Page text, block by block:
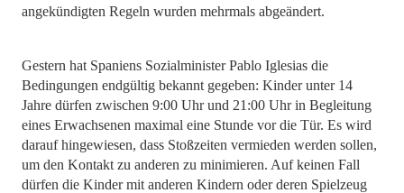
angekündigten Regeln wurden mehrmals abgeändert.
Gestern hat Spaniens Sozialminister Pablo Iglesias die
Bedingungen endgültig bekannt gegeben: Kinder unter 14
Jahre dürfen zwischen 9:00 Uhr und 21:00 Uhr in Begleitung
eines Erwachsenen maximal eine Stunde vor die Tür. Es wird
darauf hingewiesen, dass Stoßzeiten vermieden werden sollen,
um den Kontakt zu anderen zu minimieren. Auf keinen Fall
dürfen die Kinder mit anderen Kindern oder deren Spielzeug